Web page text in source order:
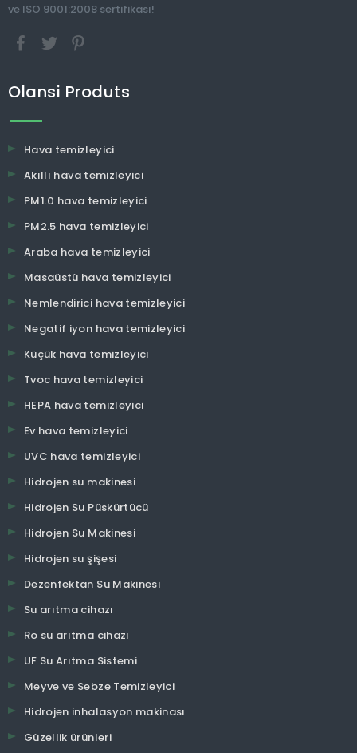
ve ISO 9001:2008 sertifikası!
Olansi Produts
Hava temizleyici
Akıllı hava temizleyici
PM1.0 hava temizleyici
PM2.5 hava temizleyici
Araba hava temizleyici
Masaüstü hava temizleyici
Nemlendirici hava temizleyici
Negatif iyon hava temizleyici
Küçük hava temizleyici
Tvoc hava temizleyici
HEPA hava temizleyici
Ev hava temizleyici
UVC hava temizleyici
Hidrojen su makinesi
Hidrojen Su Püskürtücü
Hidrojen Su Makinesi
Hidrojen su şişesi
Dezenfektan Su Makinesi
Su arıtma cihazı
Ro su arıtma cihazı
UF Su Arıtma Sistemi
Meyve ve Sebze Temizleyici
Hidrojen inhalasyon makinası
Güzellik ürünleri